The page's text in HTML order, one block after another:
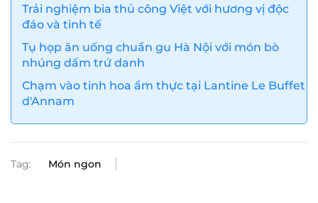
Trải nghiệm bia thủ công Việt với hương vị độc
đáo và tinh tế
Tụ họp ăn uống chuẩn gu Hà Nội với món bò
nhúng dấm trứ danh
Chạm vào tinh hoa ẩm thực tại Lantine Le Buffet
d'Annam
Tag: Món ngon